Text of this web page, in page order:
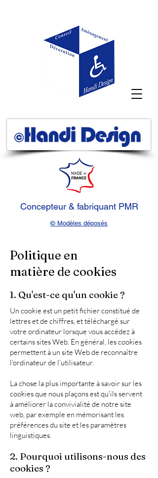
Concepteur & fabriquant PMR
© Modèles déposés
Politique en
matière de cookies
1. Qu'est-ce qu'un cookie ?
Un cookie est un petit fichier constitué de
lettres et de chiffres, et téléchargé sur
votre ordinateur lorsque vous accédez à
certains sites Web. En général, les cookies
permettent à un site Web de reconnaître
l'ordinateur de l’utilisateur.
La chose la plus importante à savoir sur les
cookies que nous plaçons est qu'ils servent
à améliorer la convivialité de notre site
web, par exemple en mémorisant les
préférences du site et les paramètres
linguistiques.
2. Pourquoi utilisons-nous des
cookies ?